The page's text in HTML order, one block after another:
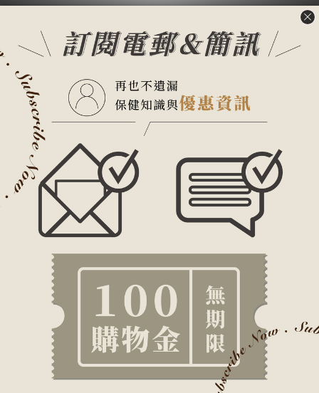
不過，這代表年紀大了就要飽受關節炎之苦嗎?
錯了!
其實可以從生活及飲食習慣開始培養關鍵力，只要我
們骨骼強壯、肌肉足夠、肌耐力強，就能自由自在遊
走全世界。
動起來!肌力也是關鍵力!
家中長輩老是說 : 今天不想出門，咖逃屋不太能走、
走不遠嗎?
大部分可能都會認為是老化自然現象，那有沒有想過
也可能是平常沒有活用肌肉造成肌肉不給力的原因之
其實我們用來活動的關節周邊都會有肌肉包圍，它主
要能夠在活動中減輕關節的負擔，就是說如果肌力足
夠，就能穩住膝蓋的位置，比較不受外力影響、減輕
膝關節的壓力。